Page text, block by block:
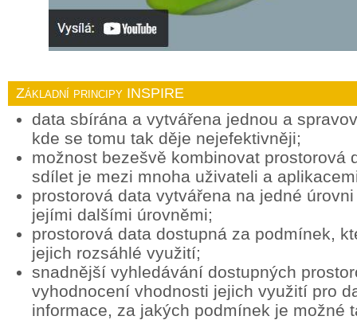
Základní principy INSPIRE
data sbírána a vytvářena jednou a
kde se tomu tak děje nejefektivněji;
možnost bezešvě kombinovat prostorová
sdílet je mezi mnoha uživateli a
prostorová data vytvářena na jedné
jejími dalšími úrovněmi;
prostorová data dostupná za podmínek,
jejich rozsáhlé využití;
snadnější vyhledávání dostupných
vyhodnocení vhodnosti jejich využití pro
informace, za jakých podmínek je možné